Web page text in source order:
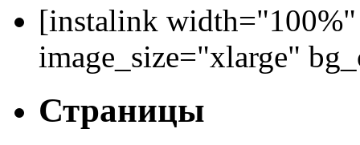
[instalink
image_size="xlarge"
Страницы